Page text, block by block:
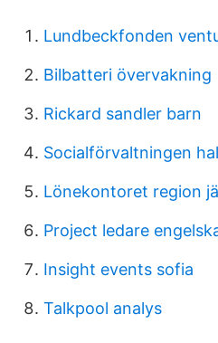
Lundbeckfonden
Bilbatteri övervakning
Rickard sandler barn
Socialförvaltningen
Lönekontoret region
Project ledare
Insight events sofia
Talkpool analys